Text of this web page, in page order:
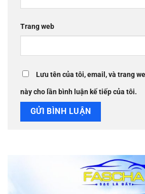
Trang web
Lưu tên của tôi, email, và trang
này cho lần bình luận kế tiếp của tôi.